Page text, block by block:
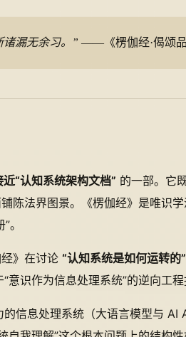
漏无余习。” ——《楞伽经·偈颂品
近“认知系统架构文档” 的一部。它
陈法界图景。《楞伽经》是唯识
。
》在讨论 “认知系统是如何运转的”
识作为信息处理系统”的逆向工程
信息处理系统（大语言模型与